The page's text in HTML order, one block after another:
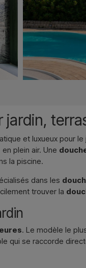
et luxueux pour le
plein air. Une
la piscine.
dans les
trouver la
. Le modèle le
qui se raccorde